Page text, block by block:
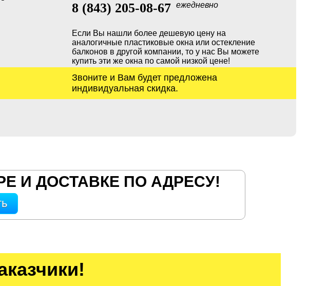
8 (843) 205-08-67 ежедневно
Если Вы нашли более дешевую цену на
аналогичные пластиковые окна или остекление
балконов в другой компании, то у нас Вы можете
купить эти же окна по самой низкой цене!
Звоните и Вам будет предложена
индивидуальная скидка.
И ДОСТАВКЕ ПО АДРЕСУ!